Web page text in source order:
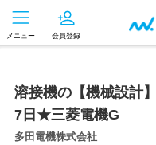
メニュー 会員登録
溶接機の【機械設計
7日★三菱電機G
多田電機株式会社